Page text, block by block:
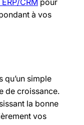
CRM pour
à vos
qu’un simple
de croissance.
la bonne
vos